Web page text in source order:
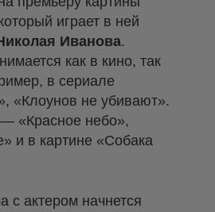
играет в ней
Иванова.
как в кино, так
в сериале
«Клоунов не убивают».
«Красное небо»,
и в картине «Собака
с актером начнется